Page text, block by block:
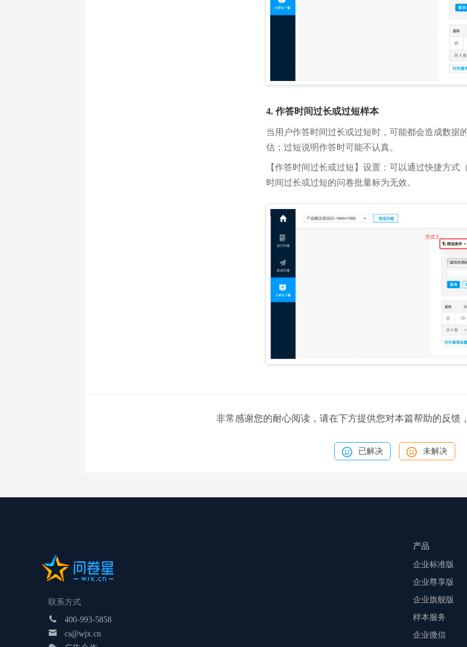
4. 作答时间过长或过短样本
当用户作答时间过长或过短时，可能都会造成数据
估；过短说明作答时可能不认真。
【作答时间过长或过短】设置：可以通过快捷方
时间过长或过短的问卷批量标为无效。
非常感谢您的耐心阅读，请在下方提供您对本篇帮助的反馈
已解决 未解决
联系方式
 400-993-5858
 cs@wjx.cn
产品
企业标准版
企业尊享版
企业旗舰版
样本服务
企业微信